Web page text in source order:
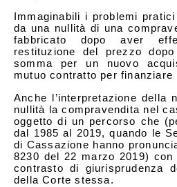
Immaginabili i problemi
da una nullità di una
fabbricato dopo aver
restituzione del prezzo
somma per un nuovo
mutuo contratto per finanziare
Anche l’interpretazione della
nullità la compravendita nel
oggetto di un percorso che
dal 1985 al 2019, quando le
di Cassazione hanno
8230 del 22 marzo 2019)
contrasto di giurisprudenza
della Corte stessa.